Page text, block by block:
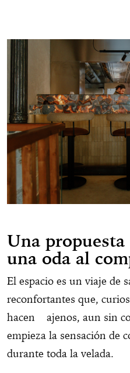
Una
una oda al
El espacio es un viaje de
reconfortantes que,
hacen ajenos, aun sin
empieza la sensación de
durante toda la velada.